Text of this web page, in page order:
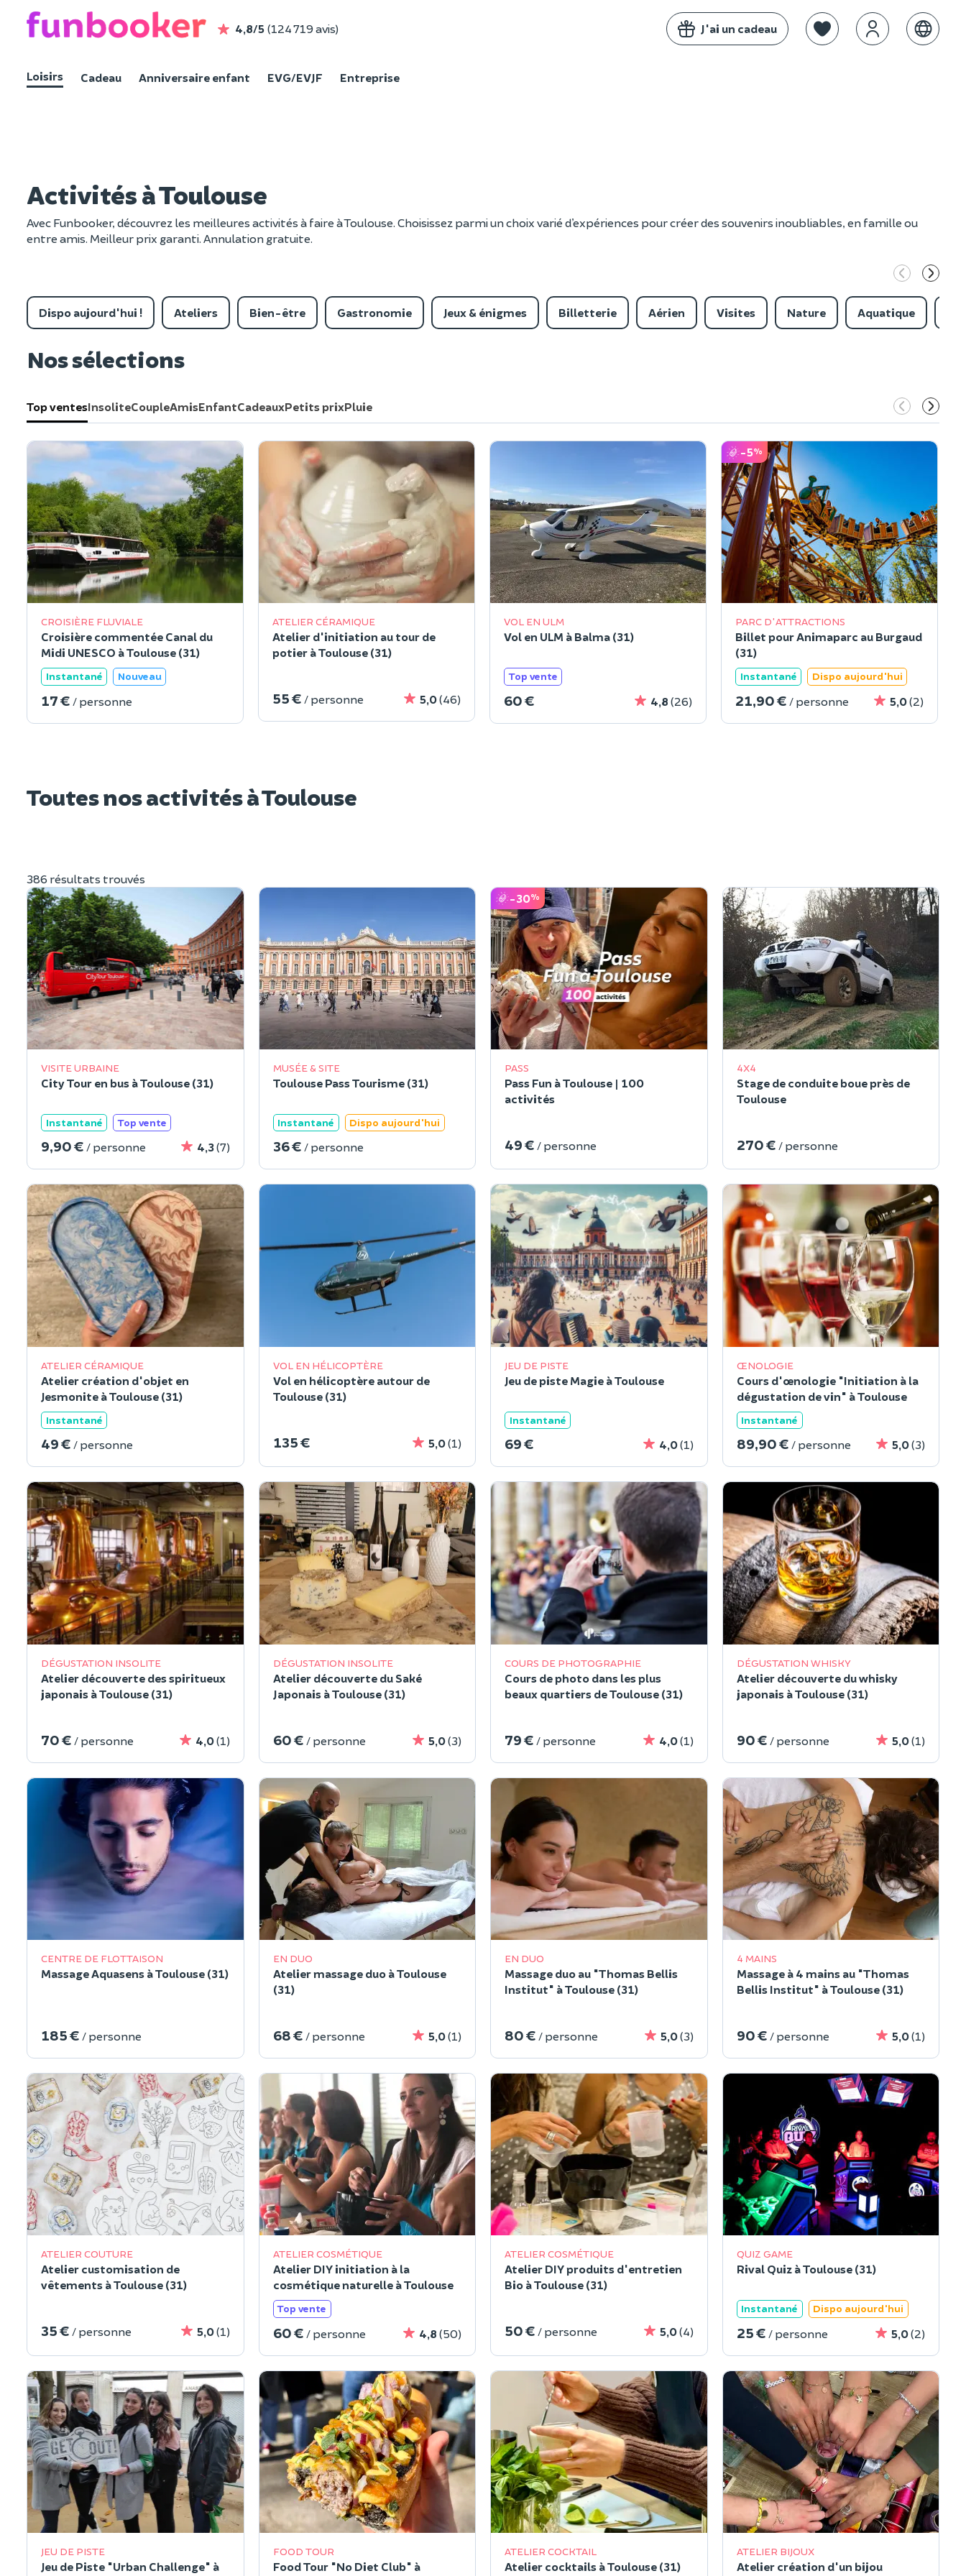
4,8/5 (124 719 avis) J'ai un cadeau
Loisirs Cadeau Anniversaire enfant EVG/EVJF Entreprise
Activités à Toulouse
Avec Funbooker, découvrez les meilleures activités à faire à Toulouse. Choisissez parmi un choix varié d’expériences pour créer des souvenirs inoubliables, en famille ou
entre amis. Meilleur prix garanti. Annulation gratuite.
Dispo aujourd'hui ! Ateliers Bien-être Gastronomie Jeux & énigmes Billetterie Aérien Visites Nature Aquatique
Nos sélections
Top ventesInsoliteCoupleAmisEnfantCadeauxPetits prixPluie
CROISIÈRE FLUVIALE
Croisière commentée Canal du
Midi UNESCO à Toulouse (31)
Instantané Nouveau
17 € / personne
ATELIER CÉRAMIQUE
Atelier d'initiation au tour de
potier à Toulouse (31)
55 € / personne 5,0(46)
VOL EN ULM
Vol en ULM à Balma (31)
Top vente
60 € 4,8 (26)
-5%
PARC D'ATTRACTIONS
Billet pour Animaparc au Burgaud
(31)
Instantané Dispo aujourd'hui
21,90 € / personne 5,0(2)
Toutes nos activités à Toulouse
386 résultats trouvés
VISITE URBAINE
City Tour en bus à Toulouse (31)
Instantané Top vente
9,90 € / personne 4,3(7)
MUSÉE & SITE
Toulouse Pass Tourisme (31)
Instantané Dispo aujourd'hui
36 € / personne
-30%
PASS
Pass Fun à Toulouse | 100
activités
49 € / personne
4X4
Stage de conduite boue près de
Toulouse
270 € / personne
ATELIER CÉRAMIQUE
Atelier création d'objet en
Jesmonite à Toulouse (31)
Instantané
49 € / personne
VOL EN HÉLICOPTÈRE
Vol en hélicoptère autour de
Toulouse (31)
135 € 5,0(1)
JEU DE PISTE
Jeu de piste Magie à Toulouse
Instantané
69 € 4,0(1)
ŒNOLOGIE
Cours d'œnologie "Initiation à la
dégustation de vin" à Toulouse
Instantané
89,90 € / personne 5,0(3)
DÉGUSTATION INSOLITE
Atelier découverte des spiritueux
japonais à Toulouse (31)
70 € / personne 4,0(1)
DÉGUSTATION INSOLITE
Atelier découverte du Saké
Japonais à Toulouse (31)
60 € / personne 5,0(3)
COURS DE PHOTOGRAPHIE
Cours de photo dans les plus
beaux quartiers de Toulouse (31)
79 € / personne 4,0(1)
DÉGUSTATION WHISKY
Atelier découverte du whisky
japonais à Toulouse (31)
90 € / personne 5,0(1)
CENTRE DE FLOTTAISON
Massage Aquasens à Toulouse (31)
185 € / personne
EN DUO
Atelier massage duo à Toulouse
(31)
68 € / personne 5,0(1)
EN DUO
Massage duo au "Thomas Bellis
Institut" à Toulouse (31)
80 € / personne 5,0(3)
4 MAINS
Massage à 4 mains au "Thomas
Bellis Institut" à Toulouse (31)
90 € / personne 5,0(1)
ATELIER COUTURE
Atelier customisation de
vêtements à Toulouse (31)
35 € / personne 5,0(1)
ATELIER COSMÉTIQUE
Atelier DIY initiation à la
cosmétique naturelle à Toulouse
Top vente
60 € / personne 4,8 (50)
ATELIER COSMÉTIQUE
Atelier DIY produits d'entretien
Bio à Toulouse (31)
50 € / personne 5,0(4)
QUIZ GAME
Rival Quiz à Toulouse (31)
Instantané Dispo aujourd'hui
25 € / personne 5,0(2)
JEU DE PISTE
Jeu de Piste "Urban Challenge" à
FOOD TOUR
Food Tour "No Diet Club" à
ATELIER COCKTAIL
Atelier cocktails à Toulouse (31)
ATELIER BIJOUX
Atelier création d'un bijou